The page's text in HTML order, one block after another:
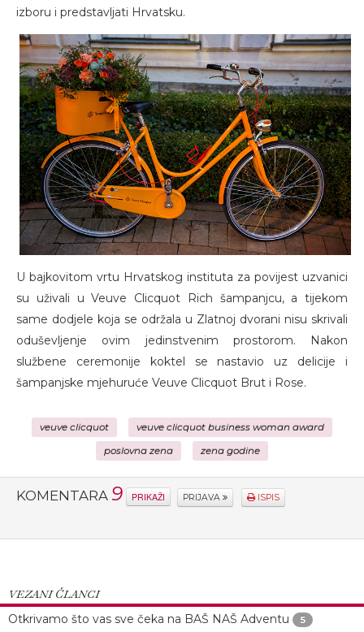
izboru i predstavljati Hrvatsku.
U bajkovitom vrtu Hrvatskog instituta za povijest uzvanici
su uživali u Veuve Clicquot Rich šampanjcu, a tijekom
same dodjele koja se održala u Zlatnoj dvorani nisu skrivali
oduševljenje ovim jedinstvenim prostorom. Nakon
službene ceremonije koktel se nastavio uz delicije i
šampanjske mjehuruće Veuve Clicquot Brut i Rose.
veuve clicquot veuve clicquot business woman award
poslovna zena zena godine
KOMENTARA 9 PRIKAŽI PRIJAVA ISPIS
VEZANI ČLANCI
Otkrivamo što vas sve čeka na BAŠ NAŠ Adventu
5